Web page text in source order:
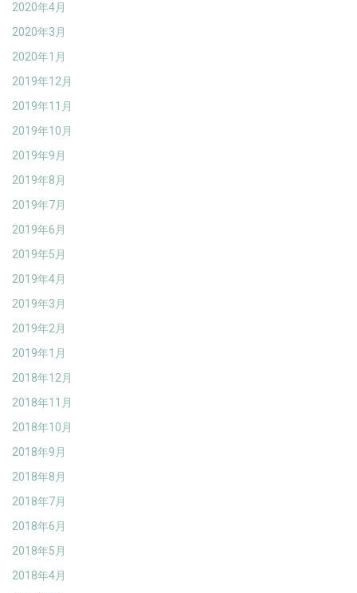
2020年4月
2020年3月
2020年1月
2019年12月
2019年11月
2019年10月
2019年9月
2019年8月
2019年7月
2019年6月
2019年5月
2019年4月
2019年3月
2019年2月
2019年1月
2018年12月
2018年11月
2018年10月
2018年9月
2018年8月
2018年7月
2018年6月
2018年5月
2018年4月